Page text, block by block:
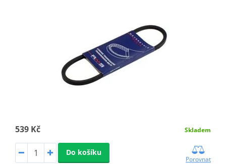
539 Kč Skladem
Do košíku
Porovnat